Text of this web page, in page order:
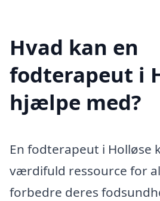
Hvad kan en
fodterapeut i
hjælpe med?
En fodterapeut i Holløse
værdifuld ressource for
forbedre deres